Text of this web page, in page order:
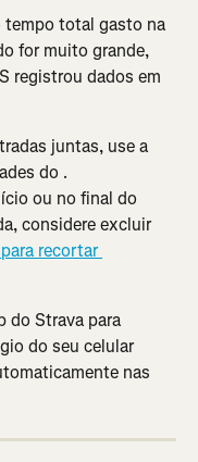
tempo total gasto na
for muito grande,
registrou dados em
juntas, use a
do .
ou no final do
considere excluir
recortar
do Strava para
do seu celular
nas